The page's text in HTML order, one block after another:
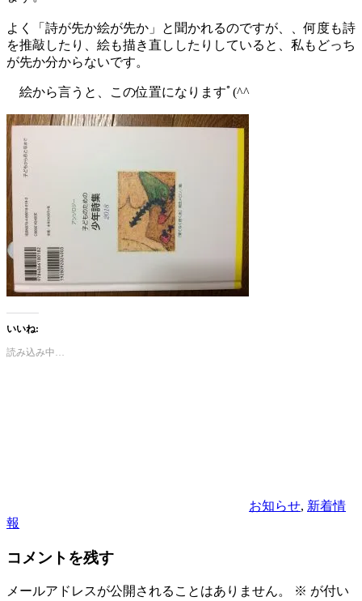
よく「詩が先か絵が先か」と聞かれるのですが、、何度も詩
を推敲したり、絵も描き直ししたりしていると、私も どっち
が先か分からないです。
絵から言うと、この位置になりますﾟ(^^ゞ
いいね:
読み込み中…
お知らせ, 新着情
報
コメントを残す
メールアドレスが公開されることはありません。 ※ が付い